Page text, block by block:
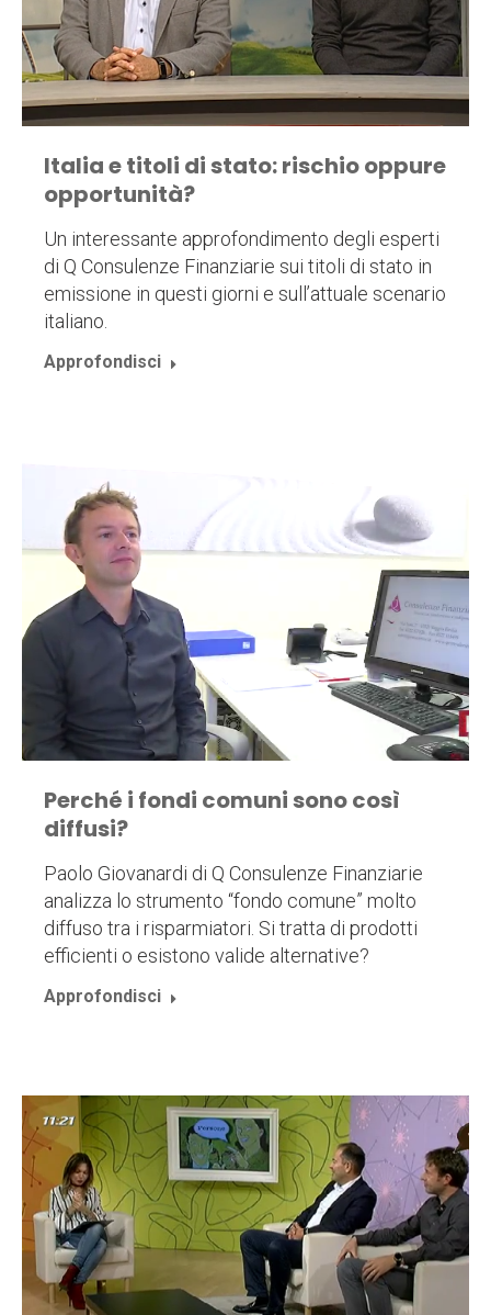
Italia e titoli di stato: rischio oppure
opportunità?
Un interessante approfondimento degli esperti
di Q Consulenze Finanziarie sui titoli di stato in
emissione in questi giorni e sull’attuale scenario
italiano.
Approfondisci
Perché i fondi comuni sono così
diffusi?
Paolo Giovanardi di Q Consulenze Finanziarie
analizza lo strumento “fondo comune” molto
diffuso tra i risparmiatori. Si tratta di prodotti
efficienti o esistono valide alternative?
Approfondisci